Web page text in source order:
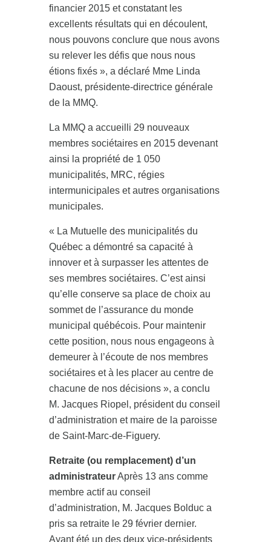
financier 2015 et constatant les
excellents résultats qui en découlent,
nous pouvons conclure que nous avons
su relever les défis que nous nous
étions fixés », a déclaré Mme Linda
Daoust, présidente-directrice générale
de la MMQ.
La MMQ a accueilli 29 nouveaux
membres sociétaires en 2015 devenant
ainsi la propriété de 1 050
municipalités, MRC, régies
intermunicipales et autres organisations
municipales.
« La Mutuelle des municipalités du
Québec a démontré sa capacité à
innover et à surpasser les attentes de
ses membres sociétaires. C’est ainsi
qu’elle conserve sa place de choix au
sommet de l’assurance du monde
municipal québécois. Pour maintenir
cette position, nous nous engageons à
demeurer à l’écoute de nos membres
sociétaires et à les placer au centre de
chacune de nos décisions », a conclu
M. Jacques Riopel, président du conseil
d’administration et maire de la paroisse
de Saint-Marc-de-Figuery.
Retraite (ou remplacement) d’un
administrateurAprès 13 ans comme
membre actif au conseil
d’administration, M. Jacques Bolduc a
pris sa retraite le 29 février dernier.
Ayant été un des deux vice-présidents